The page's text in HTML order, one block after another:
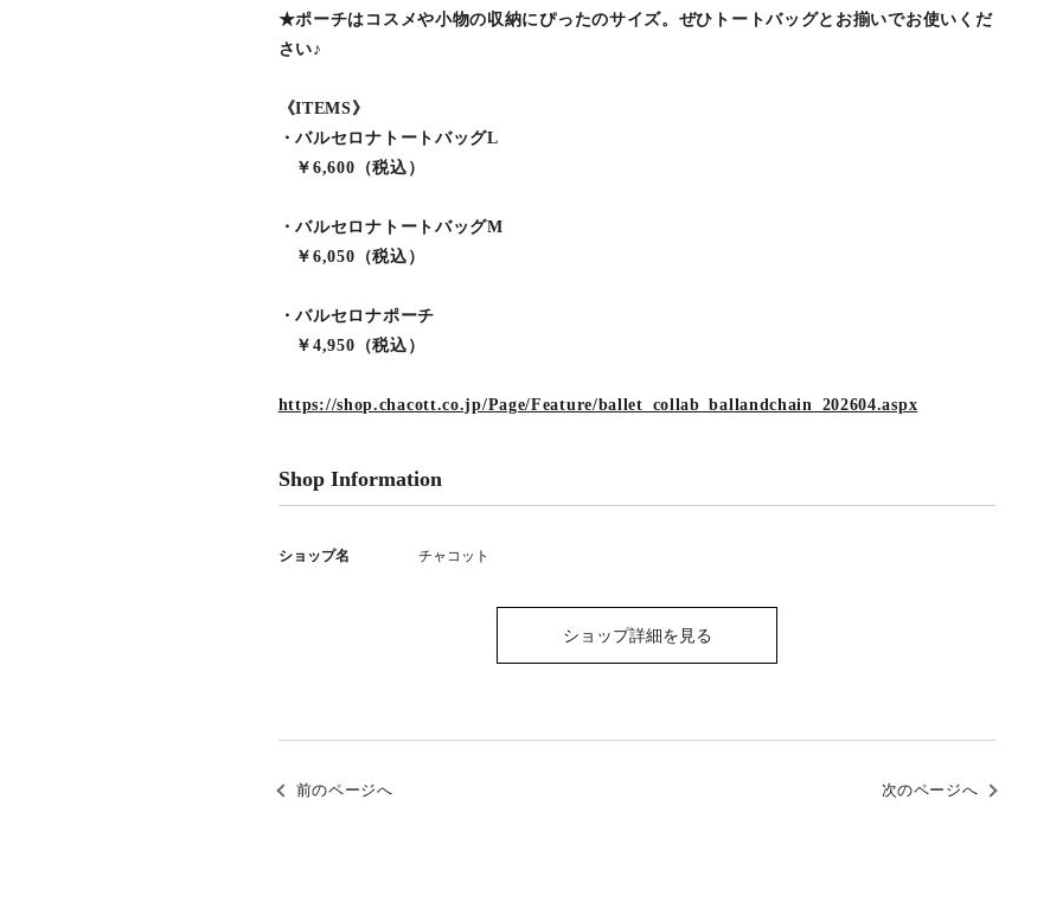
★ポーチはコスメや小物の収納にぴったのサイズ。ぜひトートバッグとお揃いでお使いくだ
さい♪
《ITEMS》
・バルセロナトートバッグL
￥6,600（税込）
・バルセロナトートバッグM
￥6,050（税込）
・バルセロナポーチ
￥4,950（税込）
https://shop.chacott.co.jp/Page/Feature/ballet_collab_ballandchain_202604.aspx
Shop Information
ショップ名 チャコット
ショップ詳細を見る
前のページへ 次のページへ